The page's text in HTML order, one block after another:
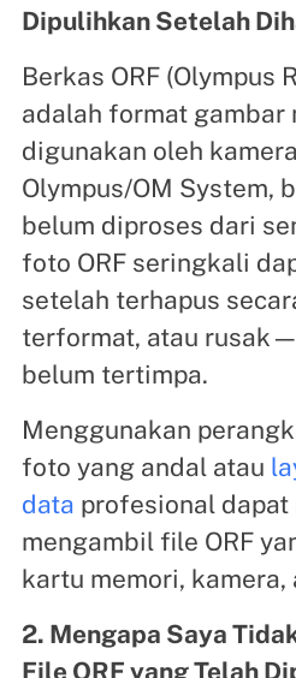
Dipulihkan Setelah
Berkas ORF (Olympus
adalah format gambar
digunakan oleh
Olympus/OM System,
belum diproses dari
foto ORF seringkali
setelah terhapus
terformat, atau
belum tertimpa.
Menggunakan
foto yang andal atau
data profesional dapat
mengambil file ORF
kartu memori, kamera,
2. Mengapa Saya
File ORF yang Telah